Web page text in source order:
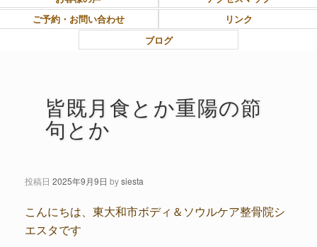
ご予約・お問い合わせ
リンク
ブログ
皆既月食とか重陽の節
句とか
投稿日 2025年9月9日 bysiesta
こんにちは、東大和市ボディ＆ソウルケア整骨院シ
エスタです